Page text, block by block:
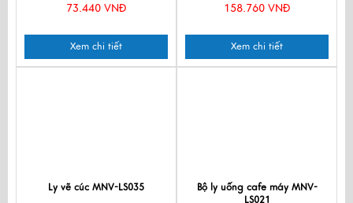
73.440 VNĐ
Xem chi tiết
158.760 VNĐ
Xem chi tiết
Ly vẽ cúc MNV-LS035
Bộ ly uống cafe máy MNV-
LS021